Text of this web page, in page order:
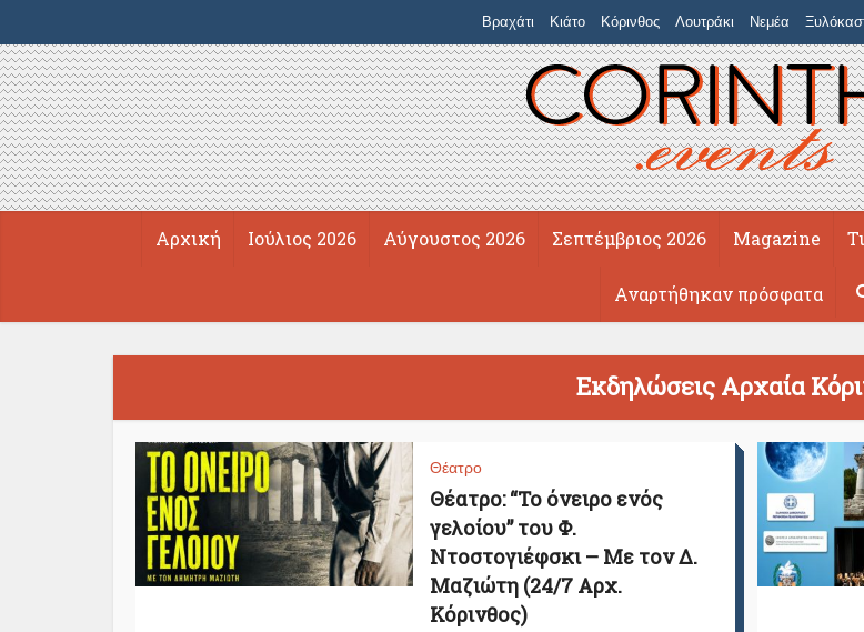
Βραχάτι Κιάτο Κόρινθος Λουτράκι Νεμέα
Αρχική Ιούλιος 2026 Αύγουστος 2026 Σεπτέμβριος 2026 Magazine
Αναρτήθηκαν πρόσφατα
Εκδηλώσεις Αρχαία
Θέατρο
Θέατρο: “Το όνειρο ενός
γελοίου” του Φ.
Ντοστογιέφσκι – Με τον Δ.
Μαζιώτη (24/7 Αρχ.
Κόρινθος)